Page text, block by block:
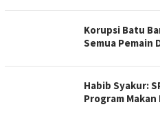
Korupsi Batu
Semua Pemain
Habib Syakur:
Program